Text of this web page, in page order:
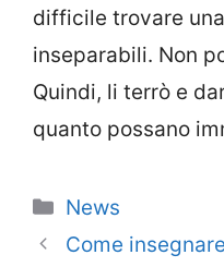
difficile trovare
inseparabili. Non
Quindi, li terrò e
quanto possano
Categorie
News
Come